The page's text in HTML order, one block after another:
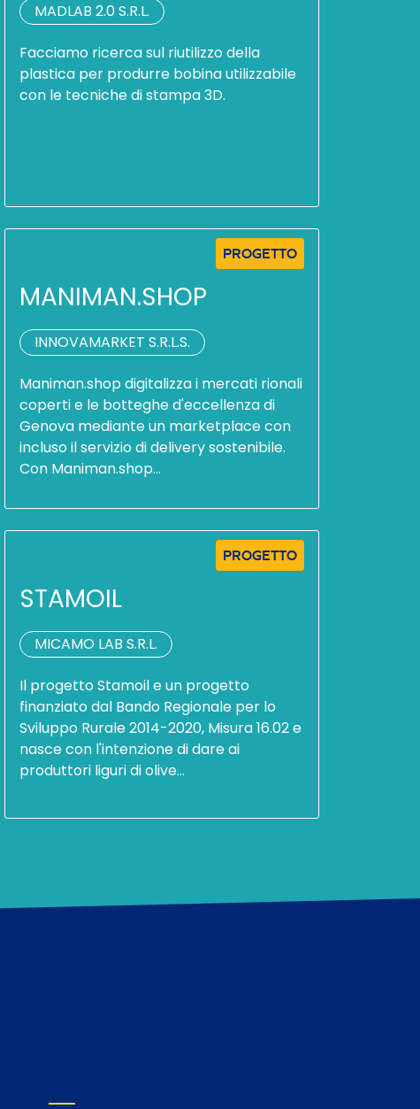
MADLAB 2.0 S.R.L.
Facciamo ricerca sul riutilizzo della
plastica per produrre bobina utilizzabile
con le tecniche di stampa 3D.
PROGETTO
MANIMAN.SHOP
INNOVAMARKET S.R.L.S.
Maniman.shop digitalizza i mercati rionali
coperti e le botteghe d'eccellenza di
Genova mediante un marketplace con
incluso il servizio di delivery sostenibile.
Con Maniman.shop…
PROGETTO
STAMOIL
MICAMO LAB S.R.L.
Il progetto Stamoil e un progetto
finanziato dal Bando Regionale per lo
Sviluppo Rurale 2014-2020, Misura 16.02 e
nasce con l'intenzione di dare ai
produttori liguri di olive…
VETRINA TERZO MENU FOOTER